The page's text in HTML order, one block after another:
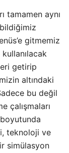
tamamen aynı
gitmemiz
getirip
altındaki
bu değil
çalışmaları
teknoloji ve
simülasyon